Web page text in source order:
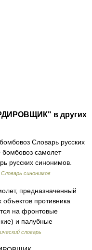
в других
Словарь русских
самолет
русских синонимов.
Словарь синонимов
предназначенный
противника
на фронтовые
и палубные
словарь